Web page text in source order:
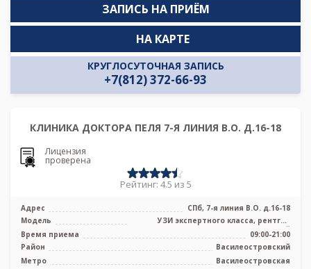
ЗАПИСЬ НА ПРИЁМ
КРУГЛОСУТОЧНАЯ ЗАПИСЬ
+7(812) 372-66-93
НА КАРТЕ
КЛИНИКА ДОКТОРА ПЕЛЯ 7-Я ЛИНИЯ В.О. Д.16-18
Лицензия
проверена
Рейтинг: 4.5 из 5
Адрес
СПб, 7-я линия В.О. д.16-18
Модель
УЗИ экспертного класса, рентген
цифровой
Время приема
09:00-21:00
Район
Василеостровский
Метро
Василеостровская